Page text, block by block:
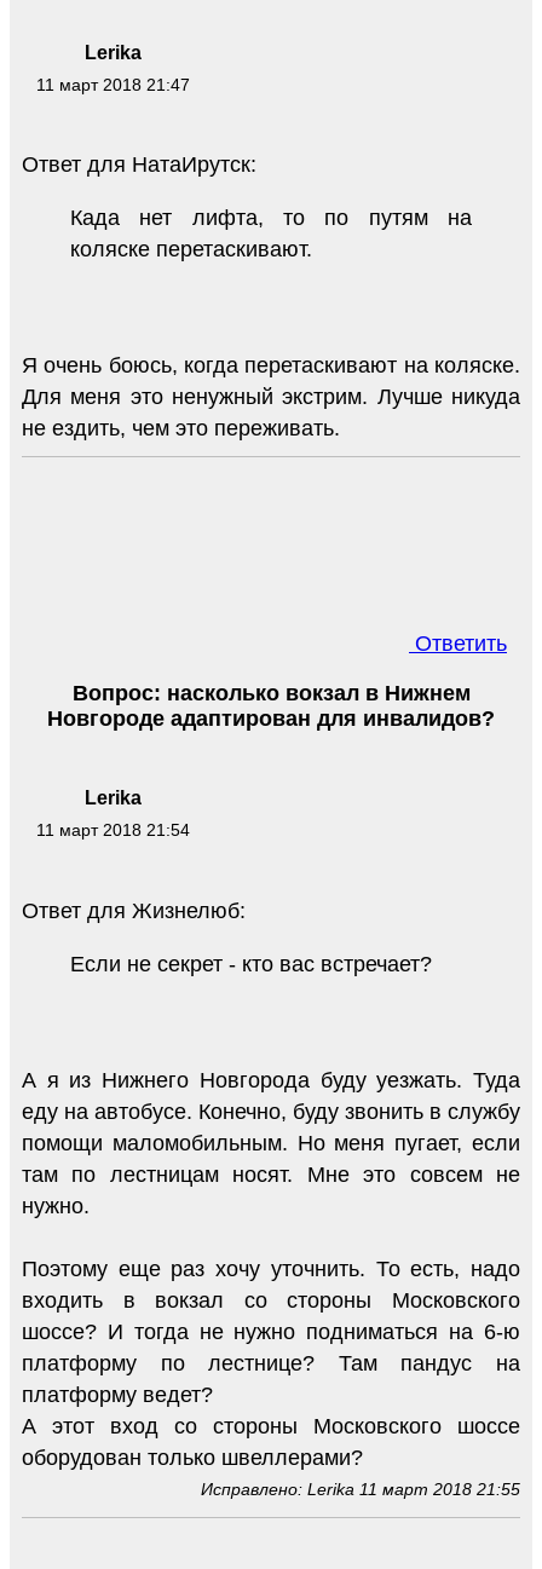
Lerika
11 март 2018 21:47
Ответ для НатаИрутск:
Када нет лифта, то по путям на
коляске перетаскивают.
Я очень боюсь, когда перетаскивают на коляске.
Для меня это ненужный экстрим. Лучше никуда
не ездить, чем это переживать.
Ответить
Lerika
11 март 2018 21:54
Вопрос: насколько вокзал в Нижнем
Новгороде адаптирован для инвалидов?
Ответ для Жизнелюб:
Если не секрет - кто вас встречает?
А я из Нижнего Новгорода буду уезжать. Туда
еду на автобусе. Конечно, буду звонить в службу
помощи маломобильным. Но меня пугает, если
там по лестницам носят. Мне это совсем не
нужно.
Поэтому еще раз хочу уточнить. То есть, надо
входить в вокзал со стороны Московского
шоссе? И тогда не нужно подниматься на 6-ю
платформу по лестнице? Там пандус на
платформу ведет?
А этот вход со стороны Московского шоссе
оборудован только швеллерами?
Исправлено: Lerika 11 март 2018 21:55